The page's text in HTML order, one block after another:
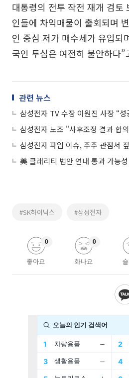
대통령의 전투 작전 재개 검토
인들에 차익매물이 출회되며
인 중심 저가 매수세가 유입되
국인 투심은 여전히 불안하다”
관련 뉴스
삼성전자 노조 "사후조정 결과 합
#SK하이닉스 #삼성전자
좋아요
0
화나요
0